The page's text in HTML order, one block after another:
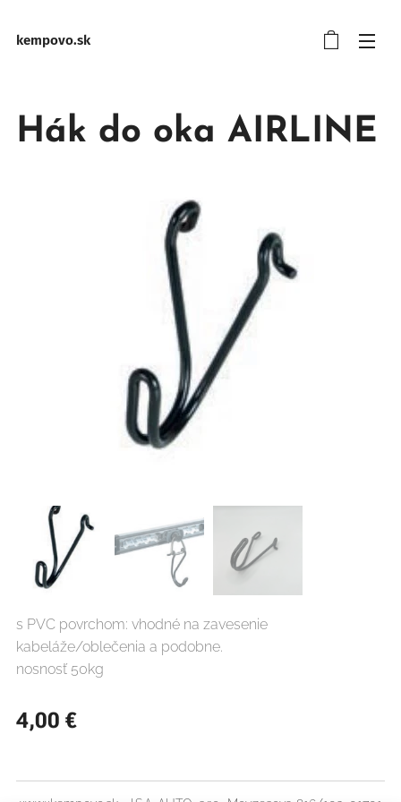
kempovo.sk
Hák do oka AIRLINE
s PVC povrchom: vhodné na zavesenie
kabeláže/oblečenia a podobne.
nosnosť 50kg
4,00 €